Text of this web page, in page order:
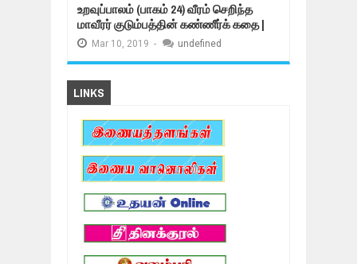
உறவுப்பாலம் (பாகம் 24) வீரம் செறிந்த
மாவீரர் குடும்பத்தின் கண்ணீர்க் கதை |
Mar 10, 2019 - undefined
LINKS